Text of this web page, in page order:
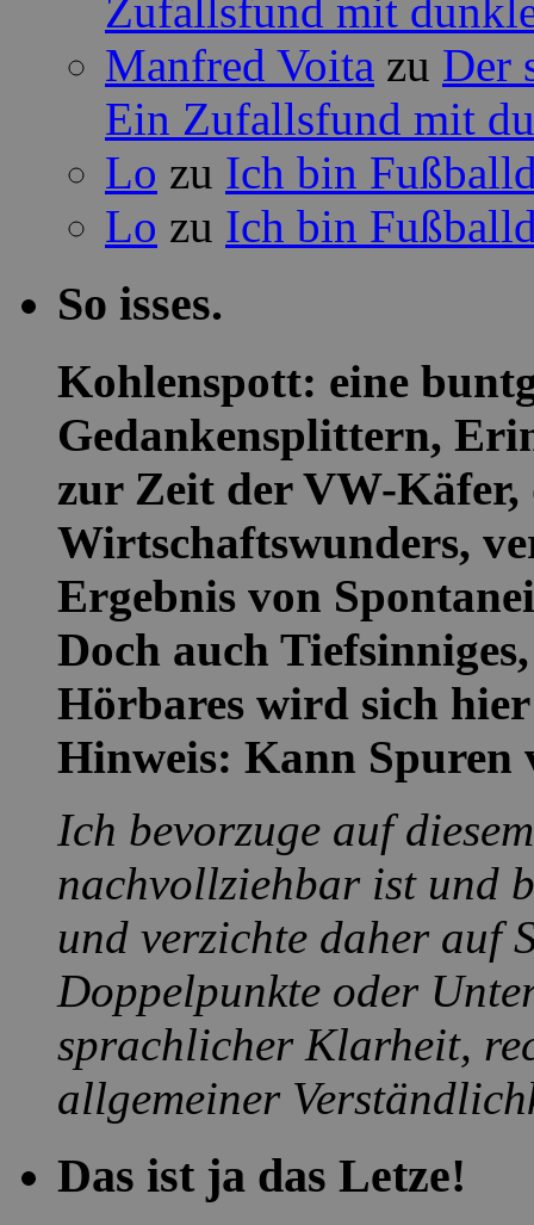
Zufallsfund mit
Manfred Voita zu Der
Ein Zufallsfund mit
Lo zu Ich bin
Lo zu Ich bin
So isses.
Kohlenspott: eine
Gedankensplittern,
zur Zeit der VW-Käfer,
Wirtschaftswunders,
Ergebnis von
Doch auch
Hörbares wird sich
Hinweis: Kann Spuren
Ich bevorzuge auf
nachvollziehbar ist und
und verzichte daher auf
Doppelpunkte oder
sprachlicher Klarheit,
allgemeiner
Das ist ja das Letze!